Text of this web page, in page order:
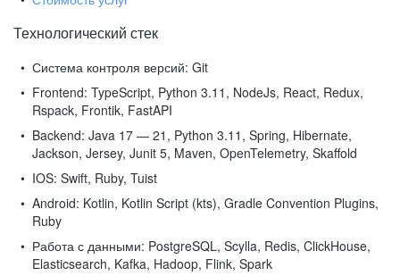
Технологический стек
Система контроля версий: Git
Frontend: TypeScript, Python 3.11, NodeJs, React, Redux,
Rspack, Frontik, FastAPI
Backend: Java 17 — 21, Python 3.11, Spring, Hibernate,
Jackson, Jersey, Junit 5, Maven, OpenTelemetry, Skaffold
IOS: Swift, Ruby, Tuist
Android: Kotlin, Kotlin Script (kts), Gradle Convention Plugins,
Ruby
Работа с данными: PostgreSQL, Scylla, Redis, ClickHouse,
Elasticsearch, Kafka, Hadoop, Flink, Spark